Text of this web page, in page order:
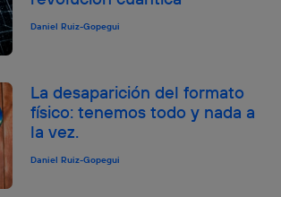
Daniel Ruiz-Gopegui
La desaparición del formato
físico: tenemos todo y nada a
la vez.
Daniel Ruiz-Gopegui